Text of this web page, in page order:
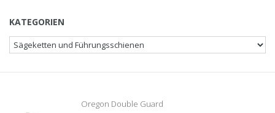
KATEGORIEN
Oregon Double Guard